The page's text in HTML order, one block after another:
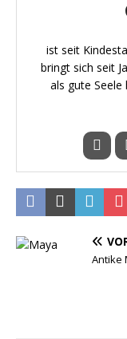
ist seit
bringt sich seit
als gute
Antike